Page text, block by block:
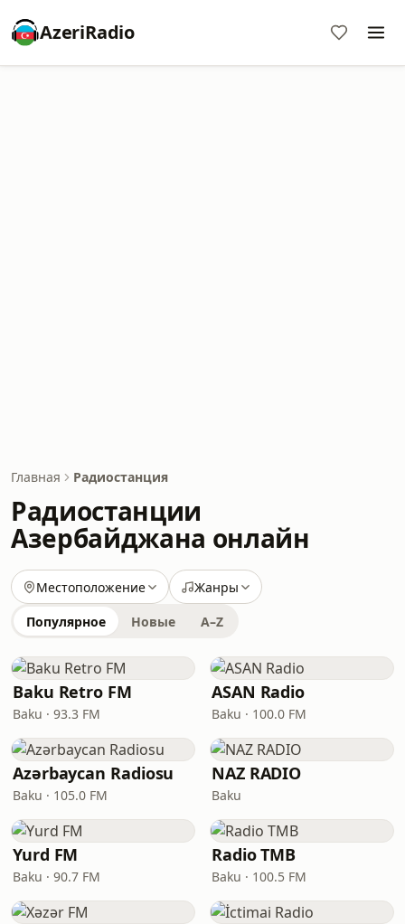
AzeriRadio
Главная Радиостанция
Радиостанции
Азербайджана онлайн
Местоположение Жанры
Популярное Новые A–Z
Baku Retro FM
Baku · 93.3 FM
ASAN Radio
Baku · 100.0 FM
Azərbaycan Radiosu
Baku · 105.0 FM
NAZ RADIO
Baku
Yurd FM
Baku · 90.7 FM
Radio TMB
Baku · 100.5 FM